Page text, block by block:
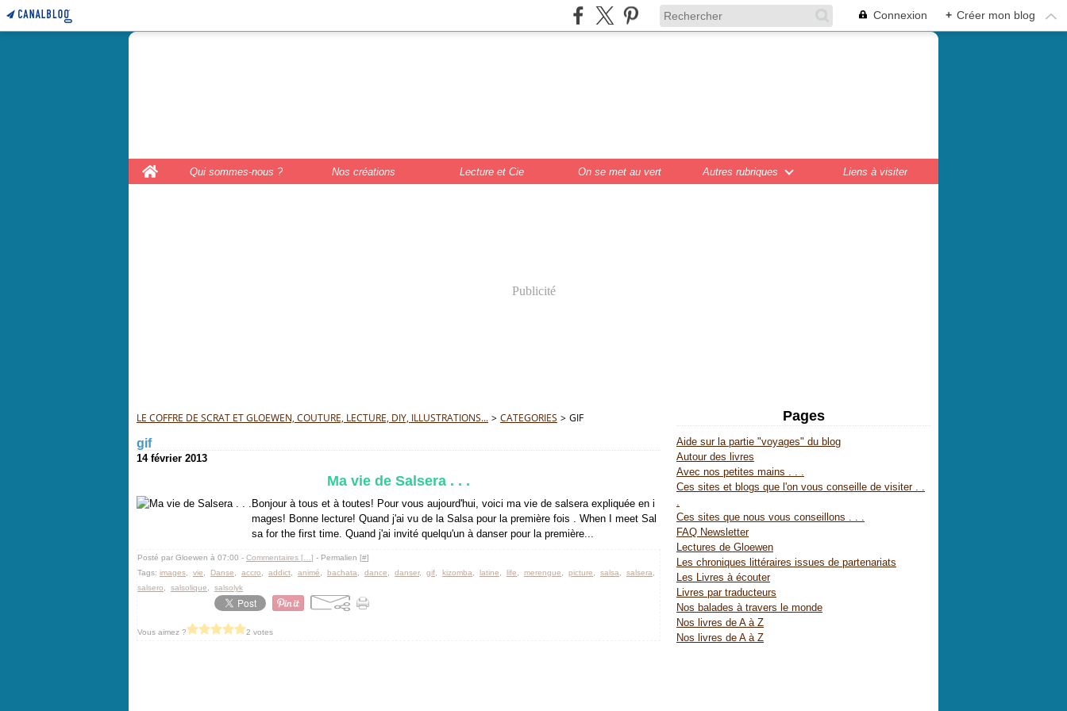
Connexion + Créer mon blog
Home
Qui sommes-nous ? Nos créations Lecture et Cie On se met au vert Autres rubriques Liens à visiter
Publicité
LE COFFRE DE SCRAT ET GLOEWEN, COUTURE, LECTURE, DIY, ILLUSTRATIONS... > CATEGORIES > GIF
gif
14 février 2013
Ma vie de Salsera . . .
Bonjour à tous et à toutes! Pour vous aujourd'hui, voici ma vie de salsera expliquée en i
mages! Bonne lecture! Quand j'ai vu de la Salsa pour la première fois . When I meet Sal
sa for the first time. Quand j'ai invité quelqu'un à danser pour la première...
Posté par Gloewen à 07:00 - Commentaires [ ] - Permalien [#]
Tags: images vie Danse accro addict animé bachata dance danser, gif kizomba latine life merengue picture salsa salsera
salsero
salsolique salsolyk
Vous aimez ? 2 votes
Pages
Aide sur la partie "voyages" du blog
Autour des livres
Avec nos petites mains . . .
Ces sites et blogs que l'on vous conseille de visiter . .
.
Ces sites que nous vous conseillons . . .
FAQ Newsletter
Lectures de Gloewen
Les chroniques littéraires issues de partenariats
Les Livres à écouter
Livres par traducteurs
Nos balades à travers le monde
Nos livres de A à Z
Nos livres de A à Z